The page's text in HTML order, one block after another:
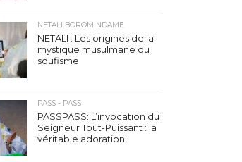
NETALI BOROM NDAME
NETALI : Les origines de la
mystique musulmane ou
soufisme
PASS - PASS
PASSPASS: L’invocation du
Seigneur Tout-Puissant : la
véritable adoration !